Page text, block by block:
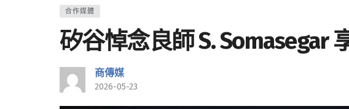
合作媒體
矽谷悼念良師 S. Somasegar
商傳媒
2026-05-23